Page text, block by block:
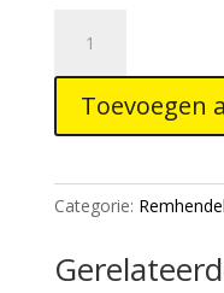
Genius
Brake
Lever
Pivot
Kit
aantal
Toevoegen
Categorie: